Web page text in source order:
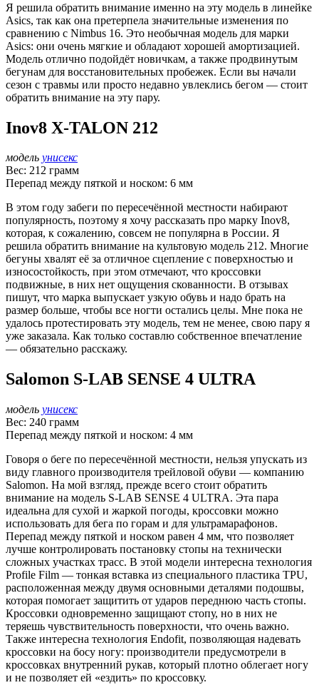
Я решила обратить внимание именно на эту модель в линейке
Asiсs, так как она претерпела значительные изменения по
сравнению с Nimbus 16. Это необычная модель для марки
Asiсs: они очень мягкие и обладают хорошей амортизацией.
Модель отлично подойдёт новичкам, а также продвинутым
бегунам для восстановительных пробежек. Если вы начали
сезон с травмы или просто недавно увлеклись бегом — стоит
обратить внимание на эту пару.
Inov8 X-TALON 212
модель унисекс
Вес: 212 грамм
Перепад между пяткой и носком: 6 мм
В этом году забеги по пересечённой местности набирают
популярность, поэтому я хочу рассказать про марку Inov8,
которая, к сожалению, совсем не популярна в России. Я
решила обратить внимание на культовую модель 212. Многие
бегуны хвалят её за отличное сцепление с поверхностью и
износостойкость, при этом отмечают, что кроссовки
подвижные, в них нет ощущения скованности. В отзывах
пишут, что марка выпускает узкую обувь и надо брать на
размер больше, чтобы все ногти остались целы. Мне пока не
удалось протестировать эту модель, тем не менее, свою пару я
уже заказала. Как только составлю собственное впечатление
— обязательно расскажу.
Salomon S-LAB SENSE 4 ULTRA
модель унисекс
Вес: 240 грамм
Перепад между пяткой и носком: 4 мм
Говоря о беге по пересечённой местности, нельзя упускать из
виду главного производителя трейловой обуви — компанию
Salomon. На мой взгляд, прежде всего стоит обратить
внимание на модель S-LAB SENSE 4 ULTRA. Эта пара
идеальна для сухой и жаркой погоды, кроссовки можно
использовать для бега по горам и для ультрамарафонов.
Перепад между пяткой и носком равен 4 мм, что позволяет
лучше контролировать постановку стопы на технически
сложных участках трасс. В этой модели интересна технология
Profile Film — тонкая вставка из специального пластика TPU,
расположенная между двумя основными деталями подошвы,
которая помогает защитить от ударов переднюю часть стопы.
Кроссовки одновременно защищают стопу, но в них не
теряешь чувствительность поверхности, что очень важно.
Также интересна технология Endofit, позволяющая надевать
кроссовки на босу ногу: производители предусмотрели в
кроссовках внутренний рукав, который плотно облегает ногу
и не позволяет ей «ездить» по кроссовку.